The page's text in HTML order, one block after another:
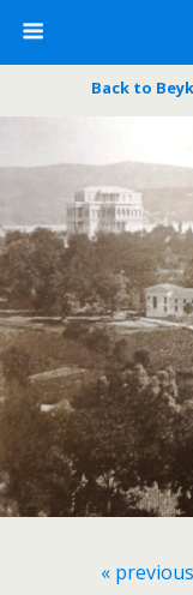
Back to
«